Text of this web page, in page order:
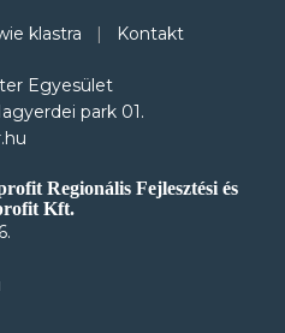
klastra Kontakt
Egyesület
park 01.
Regionális Fejlesztési és
Kft.